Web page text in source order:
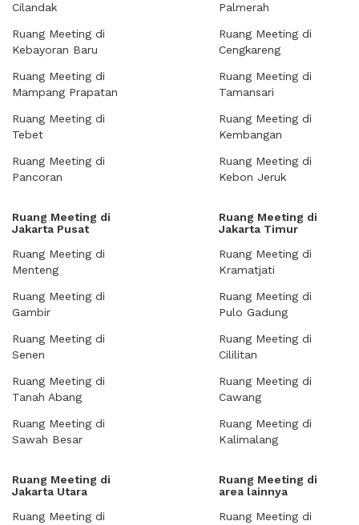
Cilandak
Ruang Meeting di
Kebayoran Baru
Ruang Meeting di
Mampang Prapatan
Ruang Meeting di
Tebet
Ruang Meeting di
Pancoran
Palmerah
Ruang Meeting di
Cengkareng
Ruang Meeting di
Tamansari
Ruang Meeting di
Kembangan
Ruang Meeting di
Kebon Jeruk
Ruang Meeting di
Jakarta Pusat
Ruang Meeting di
Menteng
Ruang Meeting di
Gambir
Ruang Meeting di
Senen
Ruang Meeting di
Tanah Abang
Ruang Meeting di
Sawah Besar
Ruang Meeting di
Jakarta Timur
Ruang Meeting di
Kramatjati
Ruang Meeting di
Pulo Gadung
Ruang Meeting di
Cililitan
Ruang Meeting di
Cawang
Ruang Meeting di
Kalimalang
Ruang Meeting di
Jakarta Utara
Ruang Meeting di
Ruang Meeting di
area lainnya
Ruang Meeting di